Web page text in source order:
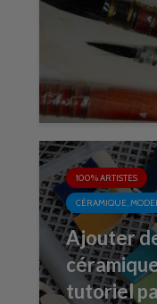
100% ARTISTES
CÉRAMIQUE,
Ajouter
tutoriel